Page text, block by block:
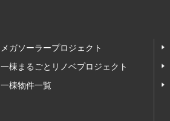
メガソーラープロジェクト
一棟まるごとリノベプロジェクト
一棟物件一覧